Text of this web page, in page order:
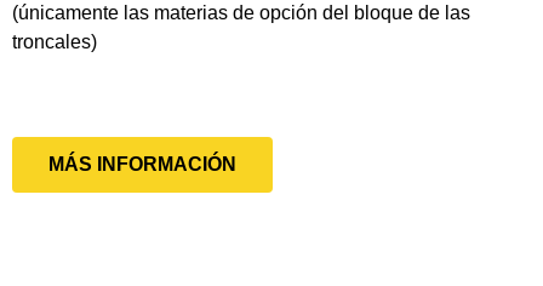
(únicamente las materias de opción del bloque de las
troncales)
MÁS INFORMACIÓN